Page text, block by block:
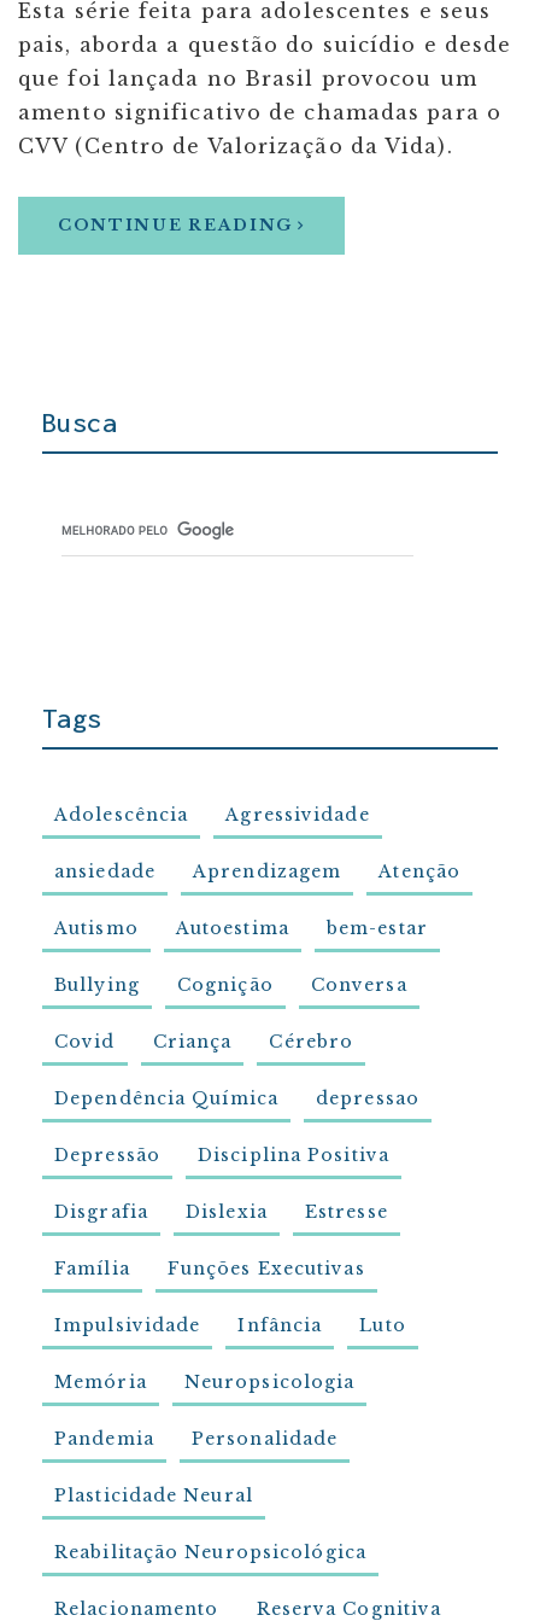
Esta série feita para adolescentes e seus
pais, aborda a questão do suicídio e desde
que foi lançada no Brasil provocou um
amento significativo de chamadas para o
CVV (Centro de Valorização da Vida).
CONTINUE READING
Busca
Tags
Adolescência Agressividade
ansiedade Aprendizagem Atenção
Autismo Autoestima bem-estar
Bullying Cognição Conversa
Covid Criança Cérebro
Dependência Química depressao
Depressão Disciplina Positiva
Disgrafia Dislexia Estresse
Família Funções Executivas
Impulsividade Infância Luto
Memória Neuropsicologia
Pandemia Personalidade
Plasticidade Neural
Reabilitação Neuropsicológica
Relacionamento Reserva Cognitiva